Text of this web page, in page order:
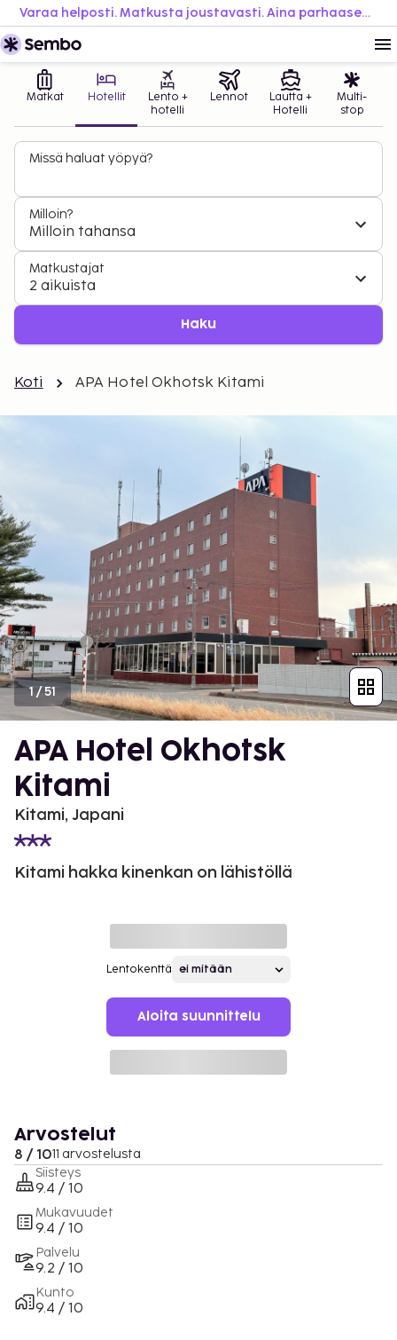
Varaa helposti. Matkusta joustavasti. Aina parhaaseen hintaan.
Matkat Hotellit
Lento +
hotelli
Lennot
Lautta +
Hotelli
Multi-
stop
Missä haluat yöpyä?
Milloin?
Milloin tahansa
Matkustajat
2 aikuista
Haku
Koti APA Hotel Okhotsk Kitami
1 /51
APA Hotel Okhotsk
Kitami
Kitami, Japani
Kitami hakka kinenkan on lähistöllä
Lentokenttä
Aloita suunnittelu
Arvostelut
8 / 1011 arvostelusta
Siisteys
9.4 / 10
Mukavuudet
9.4 / 10
Palvelu
9.2 / 10
Kunto
9.4 / 10